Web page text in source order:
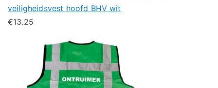
veiligheidsvest hoofd BHV wit
€13.25